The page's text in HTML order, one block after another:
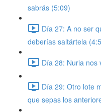
sabrás (5:09)
Día 27: A no ser
deberías saltártela
Día 28: Nuria nos
Día 29: Otro lote
que sepas los